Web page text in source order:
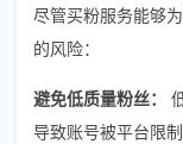
尽管买粉服务能够
的风险：
避免低质量粉丝：
导致账号被平台限制